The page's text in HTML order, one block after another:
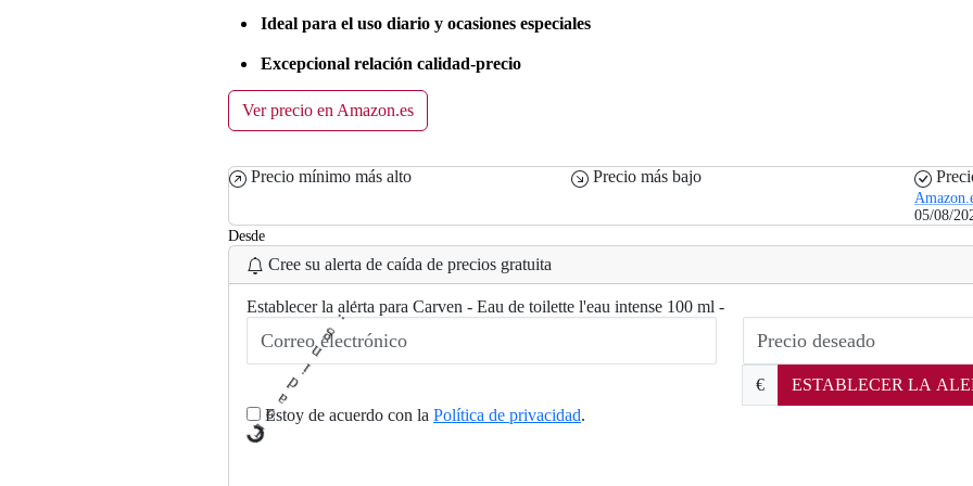
Ideal para el uso diario y ocasiones especiales
Excepcional relación calidad-precio
Ver precio en Amazon.es
Precio mínimo más alto Precio más bajo
05/08/
Desde
Cree su alerta de caída de precios gratuita
Establecer la alerta para Carven - Eau de toilette l'eau intense 100 ml -
€
ESTABLECER LA
Estoy de acuerdo con la Política de privacidad.
L